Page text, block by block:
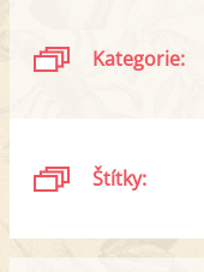
Kategorie:
Štítky: